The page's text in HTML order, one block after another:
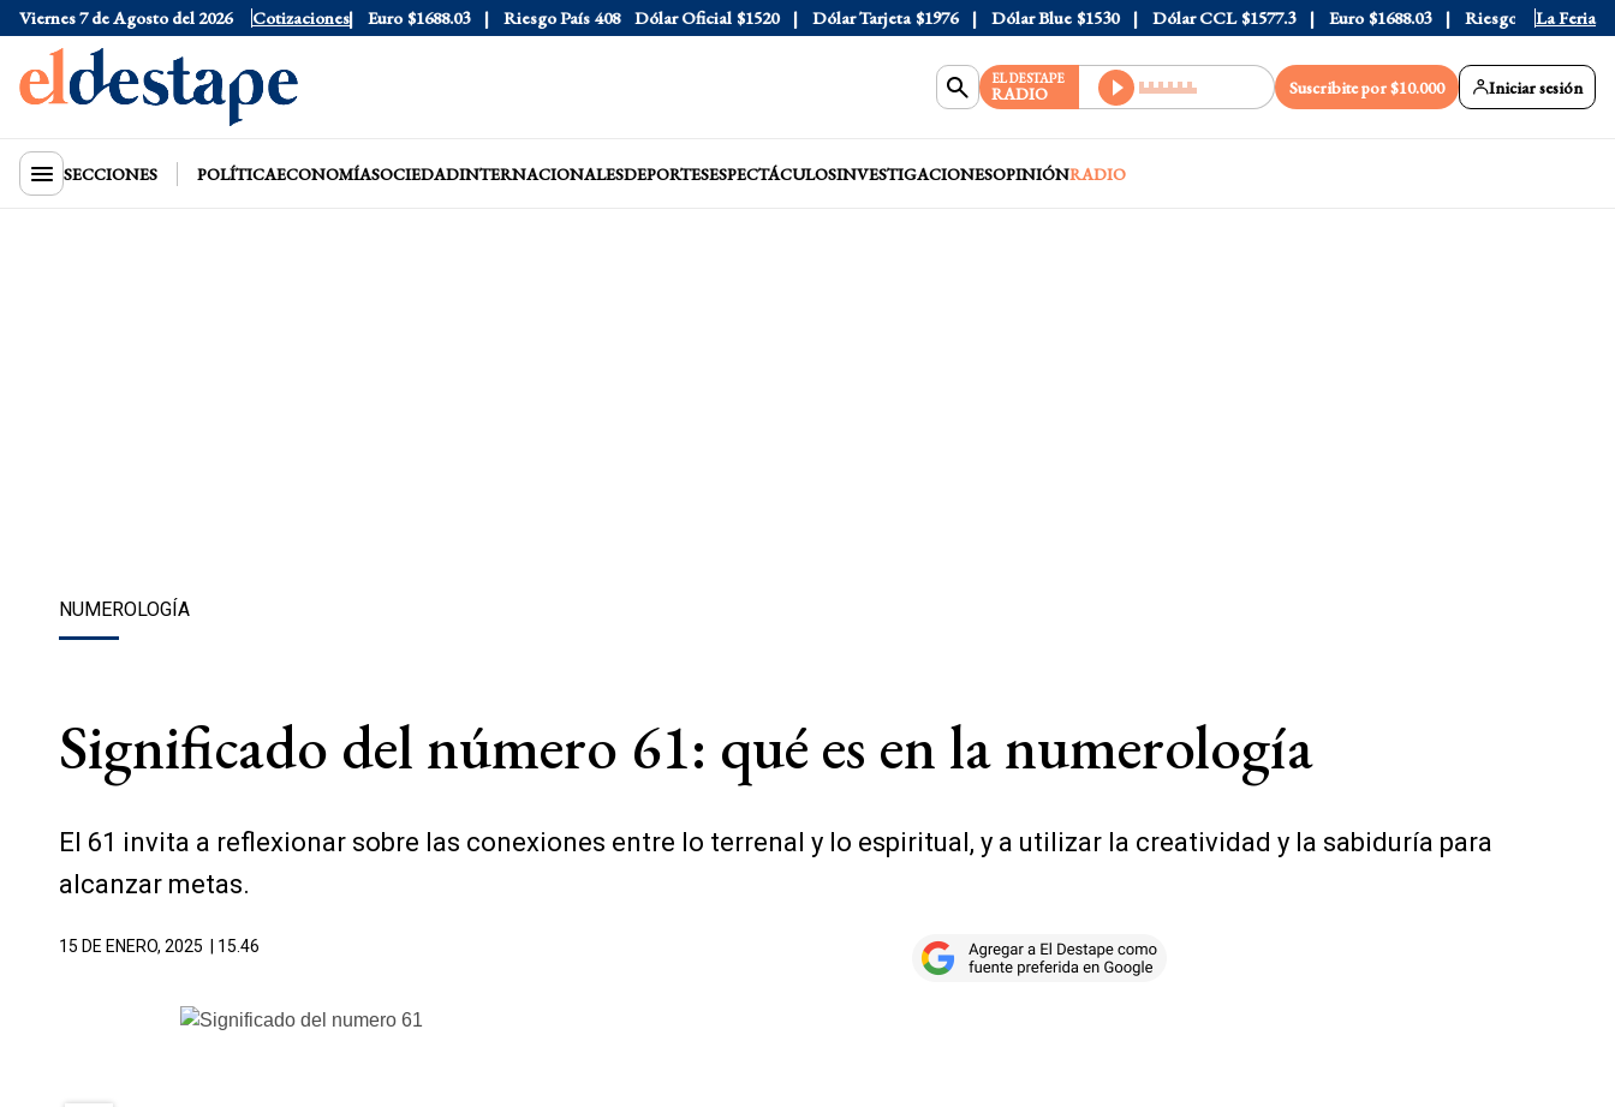
Viernes 7 de Agosto del 2026 Cotizaciones
Dólar Blue $1530 Dólar CCL $1577.3 Euro $1688.03 Riesgo País 408 Dólar Oficial $1520 Dólar Tarjeta $1976 Dólar Blue $1530 Dólar CCL $1577.3 Euro $1688.03 Riesgo País 408
La Feria
EL DESTAPE
RADIO Suscribite por $10.000 Iniciar sesión
SECCIONES POLÍTICAECONOMÍASOCIEDADINTERNACIONALESDEPORTESESPECTÁCULOSINVESTIGACIONESOPINIÓNRADIO
NUMEROLOGÍA
Significado del número 61: qué es en la numerología
El 61 invita a reflexionar sobre las conexiones entre lo terrenal y lo espiritual, y a utilizar la creatividad y la sabiduría para
alcanzar metas.
15 DE ENERO, 2025 | 15.46